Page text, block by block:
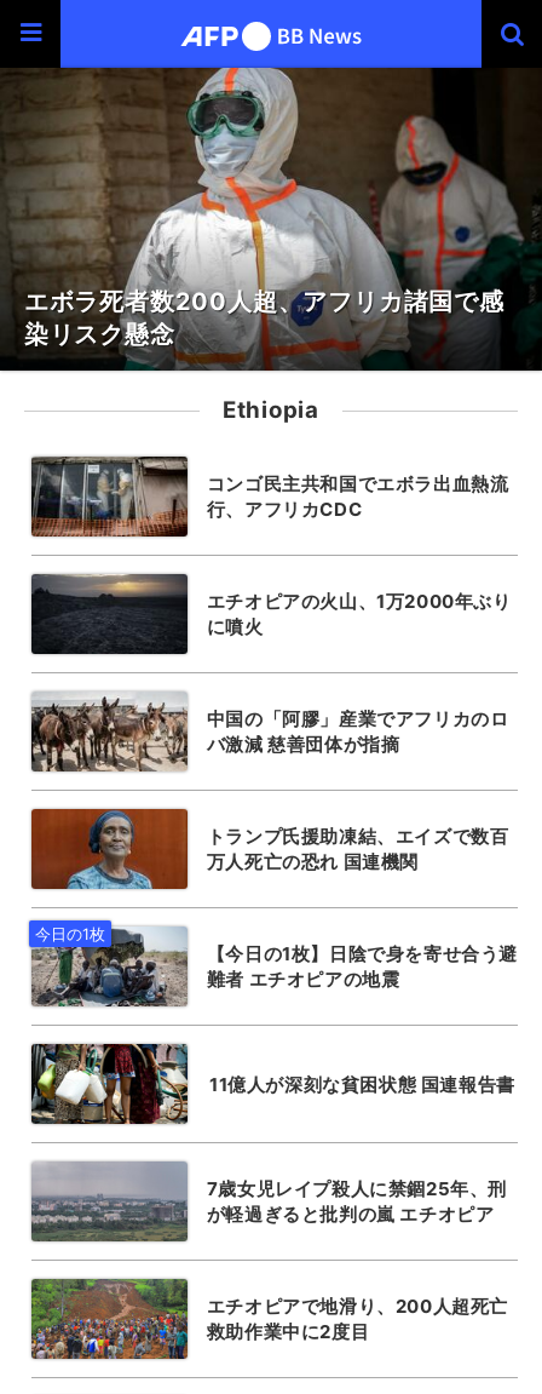
エボラ死者数200人超、アフリカ諸国で感
染リスク懸念
Ethiopia
コンゴ民主共和国でエボラ出血熱流
行、アフリカCDC
エチオピアの火山、1万2000年ぶり
に噴火
中国の「阿膠」産業でアフリカのロ
バ激減 慈善団体が指摘
トランプ氏援助凍結、エイズで数百
万人死亡の恐れ 国連機関
【今日の1枚】日陰で身を寄せ合う避
難者 エチオピアの地震
11億人が深刻な貧困状態 国連報告書
7歳女児レイプ殺人に禁錮25年、刑
が軽過ぎると批判の嵐 エチオピア
エチオピアで地滑り、200人超死亡
救助作業中に2度目